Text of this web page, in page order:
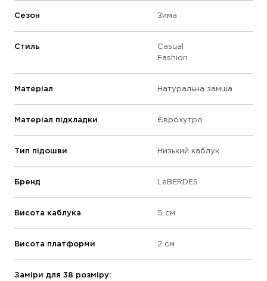
Сезон Зима
Стиль
Casual
Fashion
Матеріал Натуральна замша
Матеріал підкладки Єврохутро
Тип підошви Низький каблук
Бренд LeBERDES
Висота каблука 5 см
Висота платформи 2 см
Заміри для 38 розміру: